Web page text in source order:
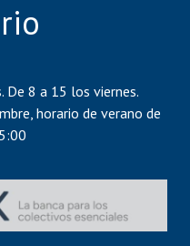
De 8 a 15 los viernes.
horario de verano de